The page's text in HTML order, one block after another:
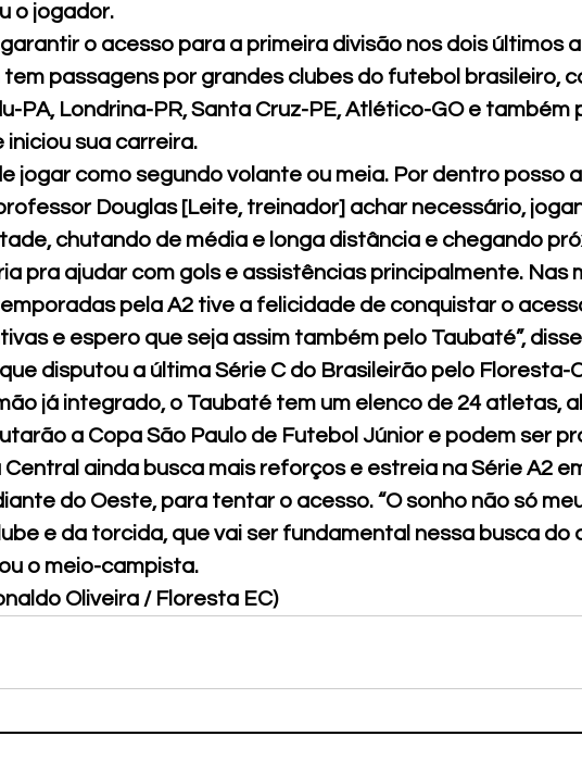
o jogador.
o acesso para a primeira divisão nos dois últimos
passagens por grandes clubes do futebol brasileiro,
PA, Londrina-PR, Santa Cruz-PE, Atlético-GO e também
iniciou sua carreira.
jogar como segundo volante ou meia. Por dentro posso
Douglas [Leite, treinador] achar necessário,
chutando de média e longa distância e chegando
pra ajudar com gols e assistências principalmente. Nas
pela A2 tive a felicidade de conquistar o
e espero que seja assim também pelo Taubaté”,
disputou a última Série C do Brasileirão pelo Floresta-
já integrado, o Taubaté tem um elenco de 24 atletas,
a Copa São Paulo de Futebol Júnior e podem ser
Central ainda busca mais reforços e estreia na Série A2
do Oeste, para tentar o acesso. “O sonho não só
e da torcida, que vai ser fundamental nessa busca do
o meio-campista.
Oliveira / Floresta EC)